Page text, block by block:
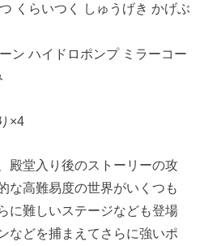
くらいつく しゅうげき かげぶ
ン ハイドロポンプ ミラーコー
×4
殿堂入り後のストーリーの攻
な高難易度の世界がいくつも
に難しいステージなども登場
などを捕まえてさらに強いポ